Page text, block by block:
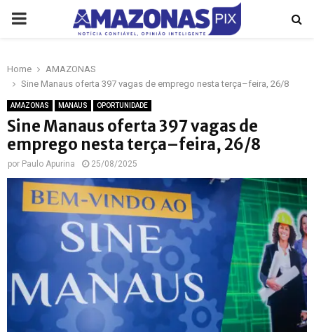
PRIMARY
Home
AMAZONAS
Sine Manaus oferta 397 vagas de emprego nesta terça–feira, 26/8
AMAZONAS MANAUS OPORTUNIDADE
Sine Manaus oferta 397 vagas de
emprego nesta terça–feira, 26/8
por Paulo Apurina 25/08/2025